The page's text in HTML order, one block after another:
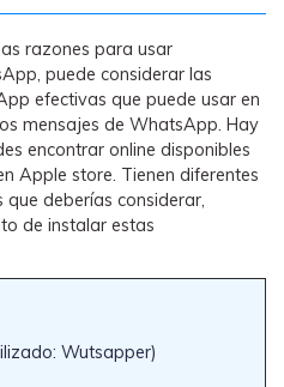
razones para usar
puede considerar las
efectivas que puede usar en
mensajes de WhatsApp. Hay
encontrar online disponibles
Apple store. Tienen diferentes
deberías considerar,
de instalar estas
Wutsapper)